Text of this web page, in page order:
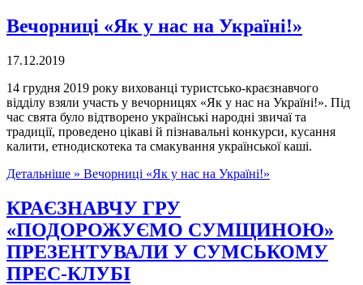
Вечорниці «Як у нас на Україні!»
17.12.2019
14 грудня 2019 року вихованці туристсько-краєзнавчого
відділу взяли участь у вечорницях «Як у нас на Україні!». Під
час свята було відтворено українські народні звичаї та
традиції, проведено цікаві й пізнавальні конкурси, кусання
калити, етнодискотека та смакування української каші.
Детальніше » Вечорниці «Як у нас на Україні!»
КРАЄЗНАВЧУ ГРУ
«ПОДОРОЖУЄМО СУМЩИНОЮ»
ПРЕЗЕНТУВАЛИ У СУМСЬКОМУ
ПРЕС-КЛУБІ